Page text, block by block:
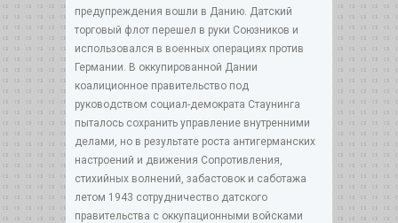
предупреждения вошли в Данию. Датский
торговый флот перешел в руки Союзников и
использовался в военных операциях против
Германии. В оккупированной Дании
коалиционное правительство под
руководством социал-демократа Стаунинга
пыталось сохранить управление внутренними
делами, но в результате роста антигерманских
настроений и движения Сопротивления,
стихийных волнений, забастовок и саботажа
летом 1943 сотрудничество датского
правительства с оккупационными войсками